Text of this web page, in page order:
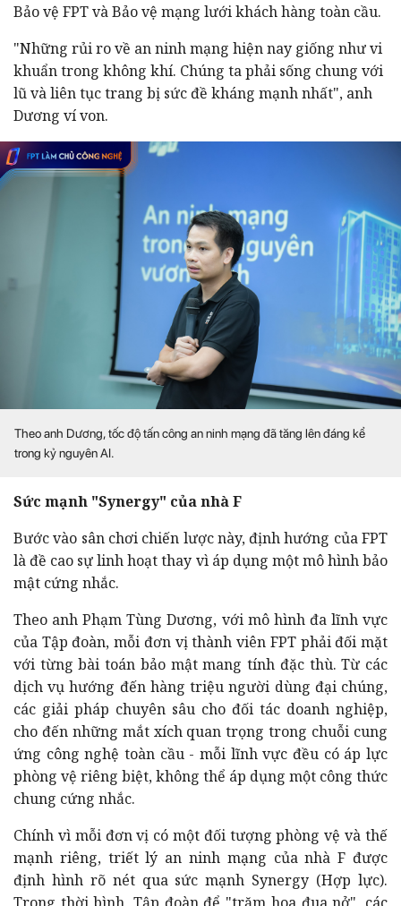
Bảo vệ FPT và Bảo vệ mạng lưới khách hàng toàn cầu.
"Những rủi ro về an ninh mạng hiện nay giống như vi
khuẩn trong không khí. Chúng ta phải sống chung với
lũ và liên tục trang bị sức đề kháng mạnh nhất", anh
Dương ví von.
Theo anh Dương, tốc độ tấn công an ninh mạng đã tăng lên đáng kể
trong kỷ nguyên AI.
Sức mạnh "Synergy" của nhà F
Bước vào sân chơi chiến lược này, định hướng của FPT
là đề cao sự linh hoạt thay vì áp dụng một mô hình bảo
mật cứng nhắc.
Theo anh Phạm Tùng Dương, với mô hình đa lĩnh vực
của Tập đoàn, mỗi đơn vị thành viên FPT phải đối mặt
với từng bài toán bảo mật mang tính đặc thù. Từ các
dịch vụ hướng đến hàng triệu người dùng đại chúng,
các giải pháp chuyên sâu cho đối tác doanh nghiệp,
cho đến những mắt xích quan trọng trong chuỗi cung
ứng công nghệ toàn cầu - mỗi lĩnh vực đều có áp lực
phòng vệ riêng biệt, không thể áp dụng một công thức
chung cứng nhắc.
Chính vì mỗi đơn vị có một đối tượng phòng vệ và thế
mạnh riêng, triết lý an ninh mạng của nhà F được
định hình rõ nét qua sức mạnh Synergy (Hợp lực).